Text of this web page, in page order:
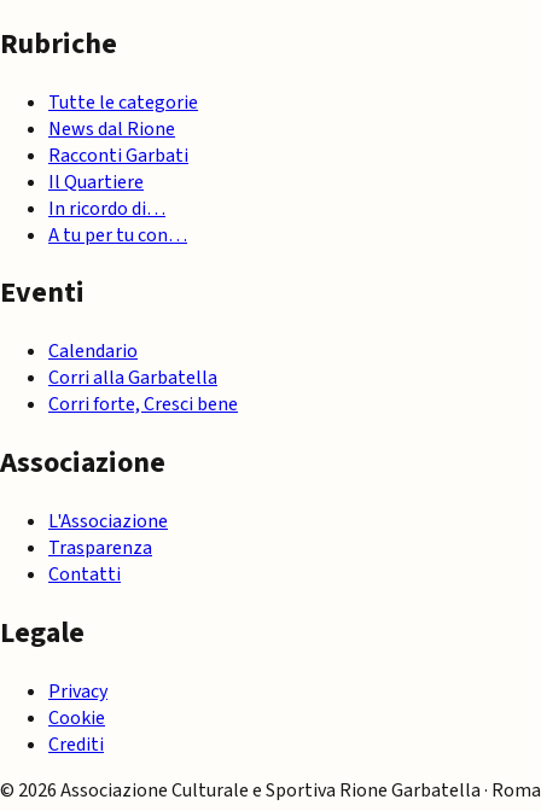
Rubriche
Tutte le categorie
News dal Rione
Racconti Garbati
Il Quartiere
In ricordo di…
A tu per tu con…
Eventi
Calendario
Corri alla Garbatella
Corri forte, Cresci bene
Associazione
L'Associazione
Trasparenza
Contatti
Legale
Privacy
Cookie
Crediti
© 2026 Associazione Culturale e Sportiva Rione Garbatella · Roma